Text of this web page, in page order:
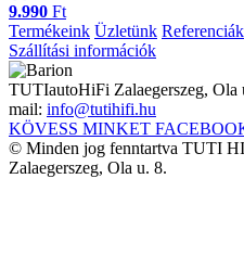
9.990 Ft
Termékeink Üzletünk Referenciák
Szállítási információk
TUTIautoHiFi Zalaegerszeg, Ola
mail: info@tutihifi.hu
KÖVESS MINKET
© Minden jog fenntartva TUTI
Zalaegerszeg, Ola u. 8.